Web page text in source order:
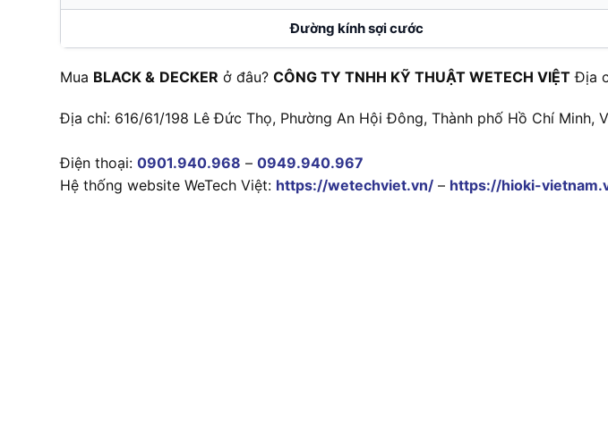
Đường kính sợi cước
Mua BLACK & DECKER ở đâu? CÔNG TY TNHH KỸ THUẬT WETECH VIỆT Địa
Địa chỉ: 616/61/198 Lê Đức Thọ, Phường An Hội Đông, Thành phố Hồ Chí Minh,
Điện thoại: 0901.940.968 – 0949.940.967
Hệ thống website WeTech Việt: https://wetechviet.vn/ – https://hioki-